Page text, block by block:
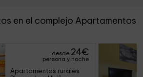
en el complejo Apartamentos
desde 24€
persona y noche
Apartamentos rurales